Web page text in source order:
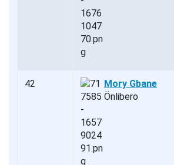
42
Mory Gbane
Önlibero